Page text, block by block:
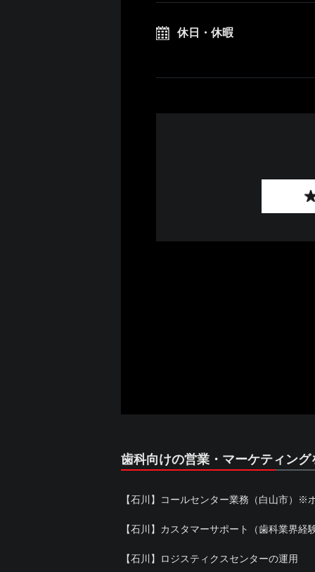
休日・休暇
歯科向けの営業・マーケティン
【石川】コールセンター業務（白山市）※
【石川】カスタマーサポート（歯科業界経
【石川】ロジスティクスセンターの運用